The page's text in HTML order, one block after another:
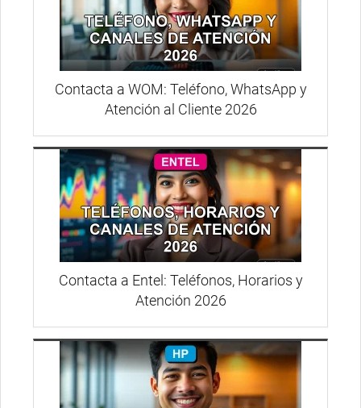
Contacta a WOM: Teléfono, WhatsApp y
Atención al Cliente 2026
Contacta a Entel: Teléfonos, Horarios y
Atención 2026